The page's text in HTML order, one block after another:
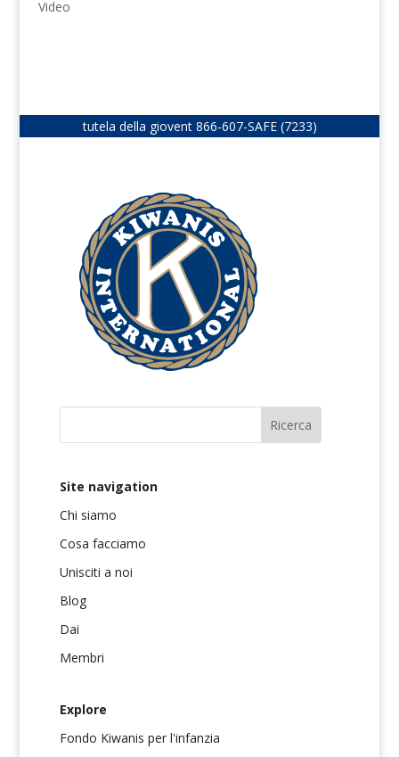
Video
tutela della giovent 866-607-SAFE (7233)
Site navigation
Chi siamo
Cosa facciamo
Unisciti a noi
Blog
Dai
Membri
Explore
Fondo Kiwanis per l'infanzia